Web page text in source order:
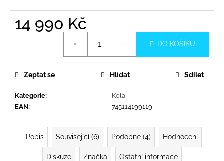
14 990 Kč
DO KOŠÍKU
Kategorie:
Kola
EAN: 745114199119
Zeptat se Hlídat Sdílet
Popis Související (6) Podobné (4) Hodnocení
Diskuze Značka Ostatní informace
u